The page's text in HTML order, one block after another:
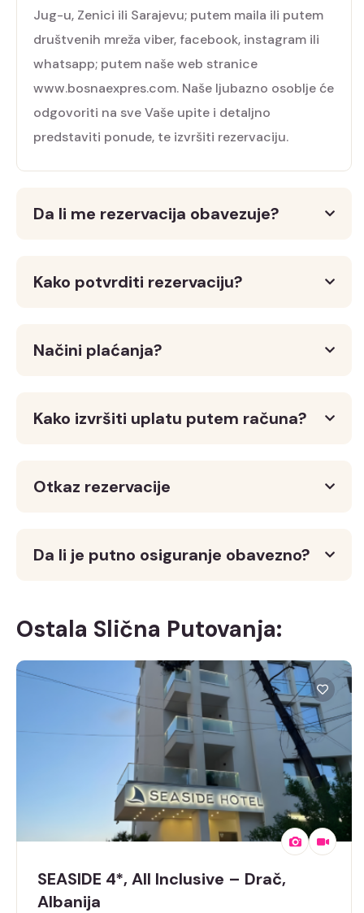
Jug-u, Zenici ili Sarajevu; putem maila ili putem
društvenih mreža viber, facebook, instagram ili
whatsapp; putem naše web stranice
www.bosnaexpres.com. Naše ljubazno osoblje će
odgovoriti na sve Vaše upite i detaljno
predstaviti ponude, te izvršiti rezervaciju.
Da li me rezervacija obavezuje?
Kako potvrditi rezervaciju?
Načini plaćanja?
Kako izvršiti uplatu putem računa?
Otkaz rezervacije
Da li je putno osiguranje obavezno?
Ostala Slična Putovanja:
SEASIDE 4*, All Inclusive – Drač,
Albanija